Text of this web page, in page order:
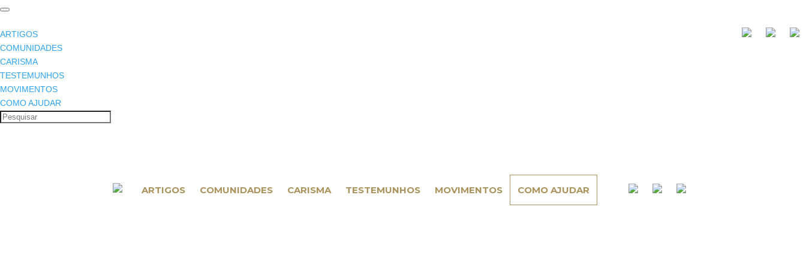
ARTIGOS
COMUNIDADES
CARISMA
TESTEMUNHOS
MOVIMENTOS
COMO AJUDAR
ARTIGOS COMUNIDADES CARISMA TESTEMUNHOS MOVIMENTOS COMO AJUDAR